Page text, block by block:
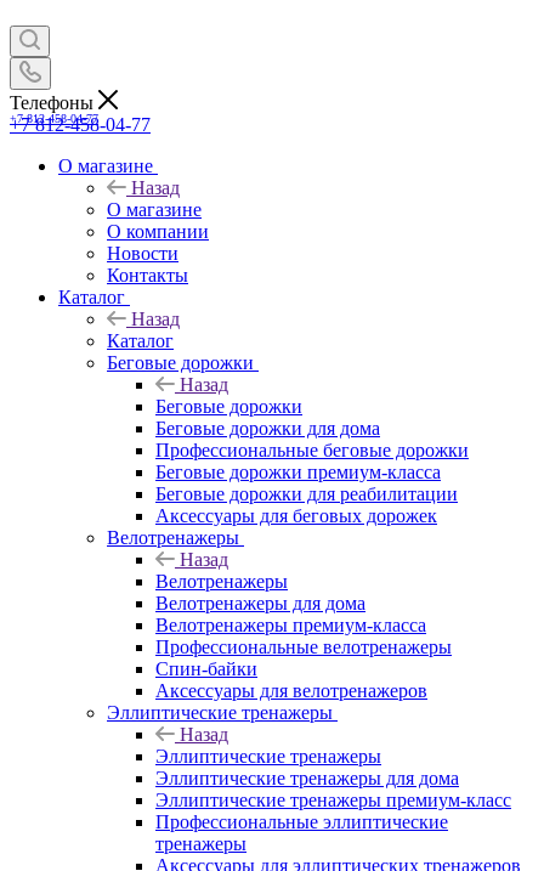
+7 812-458-04-77
Телефоны
+7 812-458-04-77
О магазине
Назад
О магазине
О компании
Новости
Контакты
Каталог
Назад
Каталог
Беговые дорожки
Назад
Беговые дорожки
Беговые дорожки для дома
Профессиональные беговые дорожки
Беговые дорожки премиум-класса
Беговые дорожки для реабилитации
Аксессуары для беговых дорожек
Велотренажеры
Назад
Велотренажеры
Велотренажеры для дома
Велотренажеры премиум-класса
Профессиональные велотренажеры
Спин-байки
Аксессуары для велотренажеров
Эллиптические тренажеры
Назад
Эллиптические тренажеры
Эллиптические тренажеры для дома
Эллиптические тренажеры премиум-класс
Профессиональные эллиптические
тренажеры
Аксессуары для эллиптических тренажеров